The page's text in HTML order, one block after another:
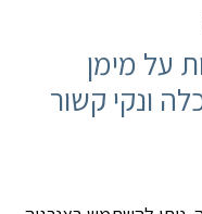
על מימן
ונקי קשור